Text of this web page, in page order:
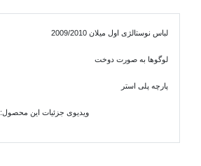
لباس نوستالژی اول میلان 2009/2010
لوگوها به صورت دوخت
پارچه پلی استر
ویدیوی جزئیات این محصول: